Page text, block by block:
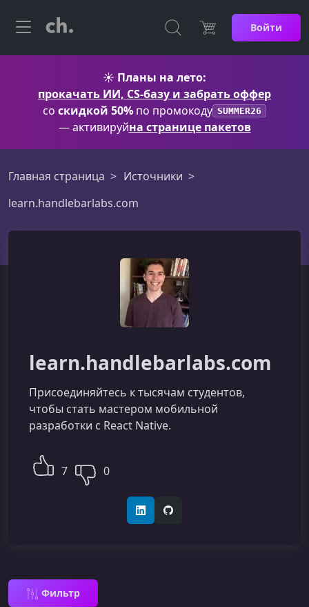
Войти
☀️ Планы на лето:
прокачать ИИ, CS-базу и забрать оффер
со скидкой 50% по промокоду SUMMER26
— активируйна странице пакетов
Главная страница
Источники
learn.handlebarlabs.com
learn.handlebarlabs.com
Присоединяйтесь к тысячам студентов,
чтобы стать мастером мобильной
разработки с React Native.
7 0
LinkedInGitHub
Фильтр